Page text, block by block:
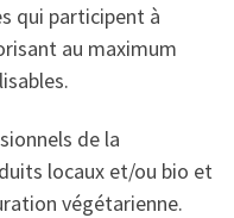
qui participent à
au maximum
de la
locaux et/ou bio et
végétarienne.